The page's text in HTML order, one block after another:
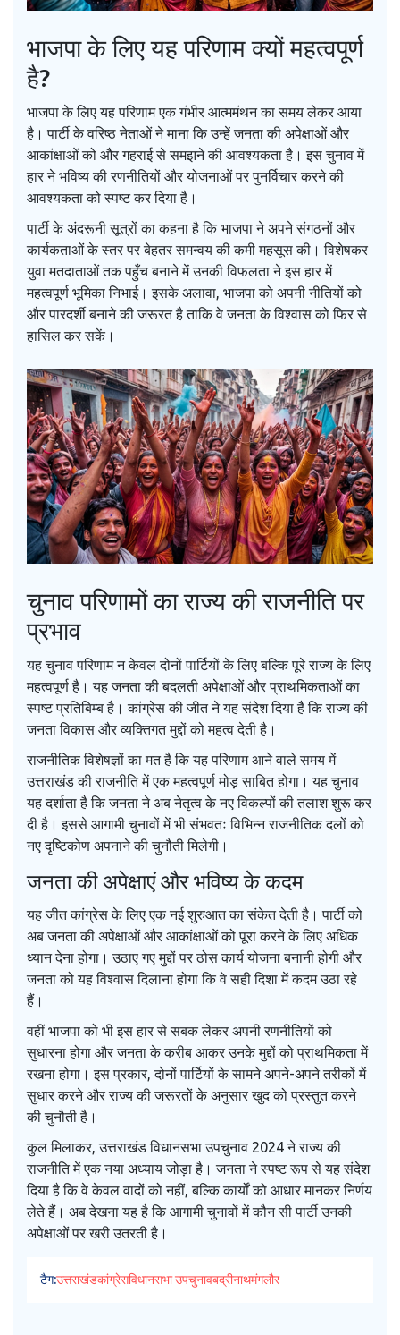
भाजपा के लिए यह परिणाम क्यों महत्वपूर्ण
है?
भाजपा के लिए यह परिणाम एक गंभीर आत्ममंथन का समय लेकर आया
है। पार्टी के वरिष्ठ नेताओं ने माना कि उन्हें जनता की अपेक्षाओं और
आकांक्षाओं को और गहराई से समझने की आवश्यकता है। इस चुनाव में
हार ने भविष्य की रणनीतियों और योजनाओं पर पुनर्विचार करने की
आवश्यकता को स्पष्ट कर दिया है।
पार्टी के अंदरूनी सूत्रों का कहना है कि भाजपा ने अपने संगठनों और
कार्यकताओं के स्तर पर बेहतर समन्वय की कमी महसूस की। विशेषकर
युवा मतदाताओं तक पहुँच बनाने में उनकी विफलता ने इस हार में
महत्वपूर्ण भूमिका निभाई। इसके अलावा, भाजपा को अपनी नीतियों को
और पारदर्शी बनाने की जरूरत है ताकि वे जनता के विश्वास को फिर से
हासिल कर सकें।
चुनाव परिणामों का राज्य की राजनीति पर
प्रभाव
यह चुनाव परिणाम न केवल दोनों पार्टियों के लिए बल्कि पूरे राज्य के लिए
महत्वपूर्ण है। यह जनता की बदलती अपेक्षाओं और प्राथमिकताओं का
स्पष्ट प्रतिबिम्ब है। कांग्रेस की जीत ने यह संदेश दिया है कि राज्य की
जनता विकास और व्यक्तिगत मुद्दों को महत्व देती है।
राजनीतिक विशेषज्ञों का मत है कि यह परिणाम आने वाले समय में
उत्तराखंड की राजनीति में एक महत्वपूर्ण मोड़ साबित होगा। यह चुनाव
यह दर्शाता है कि जनता ने अब नेतृत्व के नए विकल्पों की तलाश शुरू कर
दी है। इससे आगामी चुनावों में भी संभवतः विभिन्न राजनीतिक दलों को
नए दृष्टिकोण अपनाने की चुनौती मिलेगी।
जनता की अपेक्षाएं और भविष्य के कदम
यह जीत कांग्रेस के लिए एक नई शुरुआत का संकेत देती है। पार्टी को
अब जनता की अपेक्षाओं और आकांक्षाओं को पूरा करने के लिए अधिक
ध्यान देना होगा। उठाए गए मुद्दों पर ठोस कार्य योजना बनानी होगी और
जनता को यह विश्वास दिलाना होगा कि वे सही दिशा में कदम उठा रहे
हैं।
वहीं भाजपा को भी इस हार से सबक लेकर अपनी रणनीतियों को
सुधारना होगा और जनता के करीब आकर उनके मुद्दों को प्राथमिकता में
रखना होगा। इस प्रकार, दोनों पार्टियों के सामने अपने-अपने तरीकों में
सुधार करने और राज्य की जरूरतों के अनुसार खुद को प्रस्तुत करने
की चुनौती है।
कुल मिलाकर, उत्तराखंड विधानसभा उपचुनाव 2024 ने राज्य की
राजनीति में एक नया अध्याय जोड़ा है। जनता ने स्पष्ट रूप से यह संदेश
दिया है कि वे केवल वादों को नहीं, बल्कि कार्यों को आधार मानकर निर्णय
लेते हैं। अब देखना यह है कि आगामी चुनावों में कौन सी पार्टी उनकी
अपेक्षाओं पर खरी उतरती है।
टैग:उत्तराखंडकांग्रेसविधानसभा उपचुनावबद्रीनाथमंगलौर